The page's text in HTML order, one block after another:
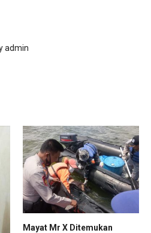
admin
Mayat Mr X Ditemukan